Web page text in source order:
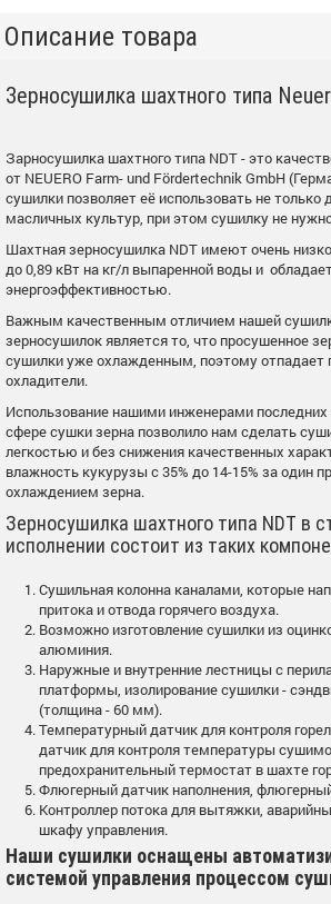
Описание товара
Зерносушилка шахтного типа
Зарносушилка шахтного типа NDT - это
от NEUERO Farm- und Fördertechnik GmbH
сушилки позволяет её использовать не только
масличных культур, при этом сушилку не
Шахтная зерносушилка NDT имеют очень
до 0,89 кВт на кг/л выпаренной воды и
энергоэффективностью.
Важным качественным отличием нашей
зерносушилок является то, что просушенное
сушилки уже охлажденным, поэтому отпадает
охладители.
Использование нашими инженерами
сфере сушки зерна позволило нам сделать
легкостью и без снижения качественных
влажность кукурузы с 35% до 14-15% за один
охлаждением зерна.
Зерносушилка шахтного типа NDT в
исполнении состоит из таких
Сушильная колонна каналами, которые
притока и отвода горячего воздуха.
Возможно изготовление сушилки из
алюминия.
Наружные и внутренние лестницы с
платформы, изолирование сушилки -
(толщина - 60 мм).
Температурный датчик для контроля
датчик для контроля температуры
предохранительный термостат в шахте
Флюгерный датчик наполнения,
Контроллер потока для вытяжки,
шкафу управления.
Наши сушилки оснащены
системой управления процессом